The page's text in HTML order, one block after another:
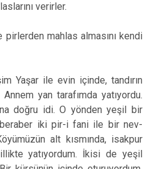
verirler.
pirlerden mahlas almasını kendi
Yaşar ile evin içinde, tandırın
yan tarafımda yatıyordu.
doğru idi. O yönden yeşil bir
beraber iki pir-i fani ile bir nev-
alt kısmında, isakpur
yatıyordum. İkisi de yeşil